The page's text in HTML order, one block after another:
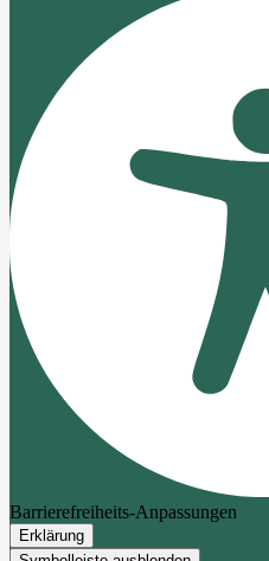
Barrierefreiheits-Anpassungen
Erklärung